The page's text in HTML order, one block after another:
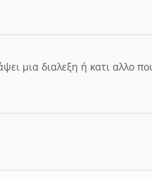
μια διαλεξη ή κατι αλλο